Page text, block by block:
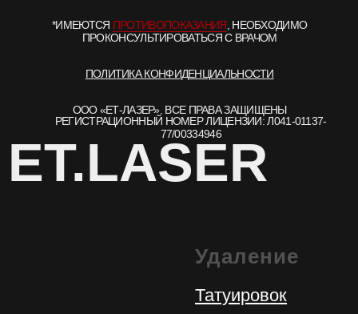
Удаление
Татуировок